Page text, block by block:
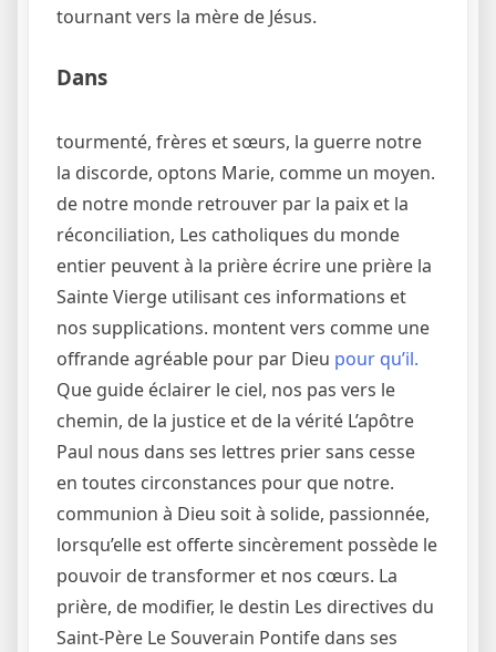
tournant vers la mère de Jésus.
Dans
tourmenté, frères et sœurs, la guerre notre
la discorde, optons Marie, comme un moyen.
de notre monde retrouver par la paix et la
réconciliation, Les catholiques du monde
entier peuvent à la prière écrire une prière la
Sainte Vierge utilisant ces informations et
nos supplications. montent vers comme une
offrande agréable pour par Dieu pour qu’il.
Que guide éclairer le ciel, nos pas vers le
chemin, de la justice et de la vérité L’apôtre
Paul nous dans ses lettres prier sans cesse
en toutes circonstances pour que notre.
communion à Dieu soit à solide, passionnée,
lorsqu’elle est offerte sincèrement possède le
pouvoir de transformer et nos cœurs. La
prière, de modifier, le destin Les directives du
Saint-Père Le Souverain Pontife dans ses